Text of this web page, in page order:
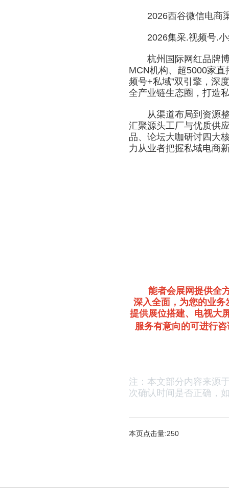
2026西谷微信电商
2026集采.视频号.小
杭州国际网红品牌博
MCN机构、超5000家直
频号+私域”双引擎，深
全产业链生态圈，打造
从渠道布局到资源整
汇聚源头工厂与优质供
品、论坛大咖研讨四大
力从业者把握私域电商
能者会展网提供全
深入全面，为您的业
提供展位搭建、电视大
服务有意向的可进行
注：本文部分内容来源
次确认时间是否正确，
本页点击量:250